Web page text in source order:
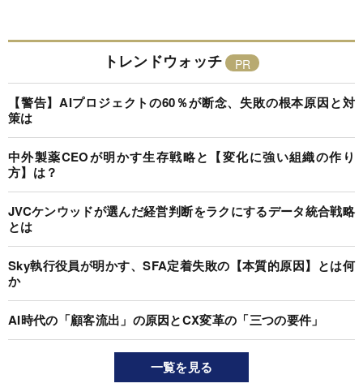
トレンドウォッチ
【警告】AIプロジェクトの60％が断念、失敗の根本原因と対
策は
中外製薬CEOが明かす生存戦略と【変化に強い組織の作り
方】は？
JVCケンウッドが選んだ経営判断をラクにするデータ統合戦略
とは
Sky執行役員が明かす、SFA定着失敗の【本質的原因】とは何
か
AI時代の「顧客流出」の原因とCX変革の「三つの要件」
一覧を見る